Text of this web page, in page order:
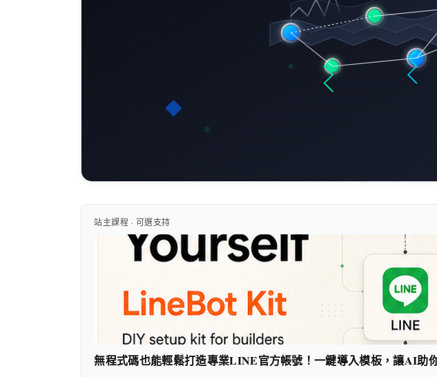
站主課程 · 可選支持
無程式碼也能輕鬆打造專業LINE官方帳號！一鍵導入模板，讓AI助